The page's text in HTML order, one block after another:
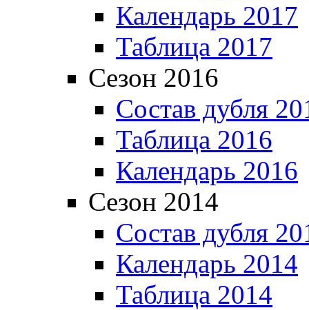
Календарь 2017
Таблица 2017
Сезон 2016
Состав дубля
Таблица 2016
Календарь 2016
Сезон 2014
Состав дубля
Календарь 2014
Таблица 2014